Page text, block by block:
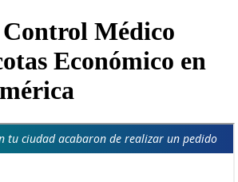
Médico
Económico en